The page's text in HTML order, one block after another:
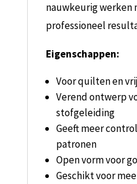
nauwkeurig werken
professioneel
Eigenschappen:
Voor quilten en
Verend ontwerp
stofgeleiding
Geeft meer
patronen
Open vorm voor
Geschikt voor